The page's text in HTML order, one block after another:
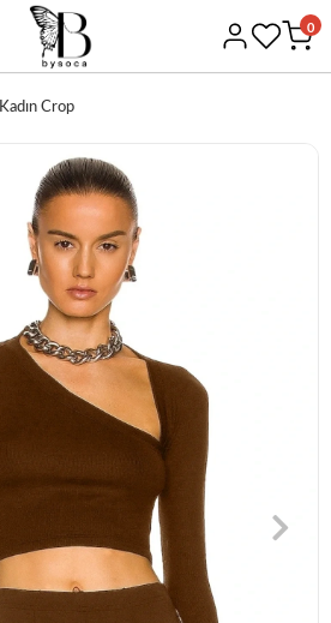
0
Kadın Crop